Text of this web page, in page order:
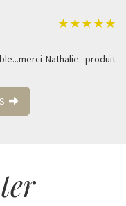
Nathalie. produit